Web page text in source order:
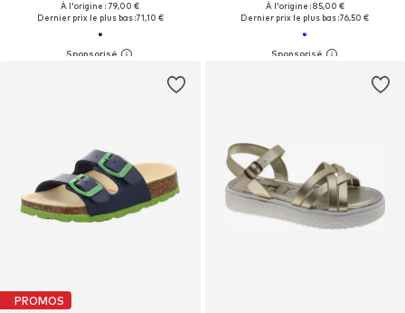
À l'origine : 79,00 €
Dernier prix le plus bas :71,10 €
À l'origine : 85,00 €
Dernier prix le plus bas :76,50 €
PROMOS